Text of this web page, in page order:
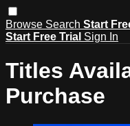
Browse Search Start
Start Free Trial Sign In
Titles
Purchase